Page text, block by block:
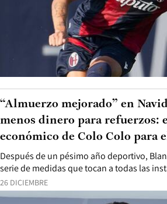
26 DICIEMBRE
Después de un pésimo año deportivo,
serie de medidas que tocan a todas las
“Almuerzo mejorado” en
menos dinero para refuerzos:
económico de Colo Colo para